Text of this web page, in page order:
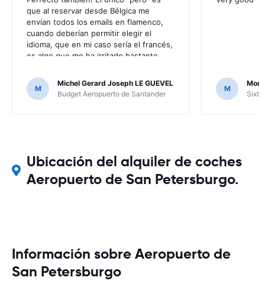
que al reservar desde Bélgica me
envían todos los emails en flamenco,
cuando deberían permitir elegir el
idioma, que en mi caso sería el francés,
es algo que me ha irritado bastante
mensajes que me enviaban; por suerte
no ha hecho falta, al no haber ningún
problema, pero en caso contrario...
M
Michel Gerard Joseph LE GUEVEL
Budget Aeropuerto de Santander
M
Sixt
Ubicación del alquiler de coches
Aeropuerto de San Petersburgo.
Información sobre Aeropuerto de
San Petersburgo